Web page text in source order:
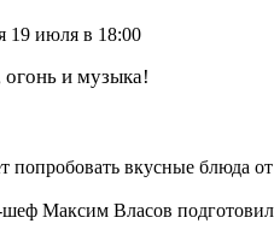
19 июля в 18:00
и музыка!
вкусные блюда
Максим Власов